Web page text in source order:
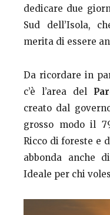
dedicare due
Sud dell’Isola,
merita di essere
Da ricordare in
c’è l’area del
creato dal
grosso modo il
Ricco di foreste e
abbonda anche
Ideale per chi